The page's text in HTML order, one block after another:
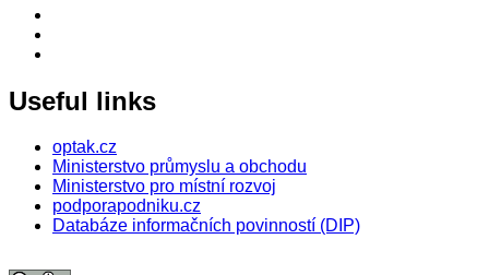
Useful links
optak.cz
Ministerstvo průmyslu a obchodu
Ministerstvo pro místní rozvoj
podporapodniku.cz
Databáze informačních povinností (DIP)